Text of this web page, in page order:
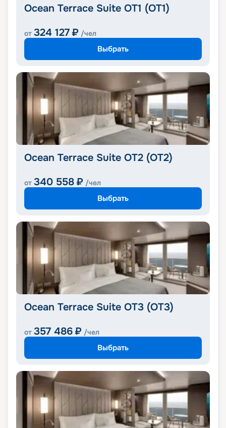
Ocean Terrace Suite OT1 (OT1)
от 324 127 ₽ /чел
Выбрать
Ocean Terrace Suite OT2 (OT2)
от 340 558 ₽ /чел
Выбрать
Ocean Terrace Suite OT3 (OT3)
от 357 486 ₽ /чел
Выбрать